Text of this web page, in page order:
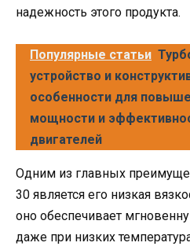
надежность этого продукта.
Популярные статьи
устройство и
особенности для
мощности и
двигателей
Одним из главных
30 является его низкая
оно обеспечивает
даже при низких